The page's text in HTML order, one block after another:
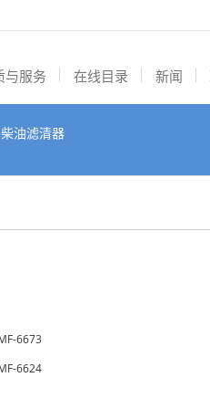
与服务 在线目录 新闻
柴油滤清器
6673
6624